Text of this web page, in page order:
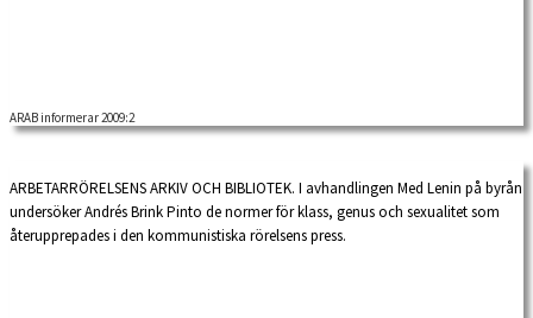
ARAB informerar 2009:2
ARBETARRÖRELSENS ARKIV OCH BIBLIOTEK. I avhandlingen Med Lenin på byrån
undersöker Andrés Brink Pinto de normer för klass, genus och sexualitet som
återupprepades i den kommunistiska rörelsens press.